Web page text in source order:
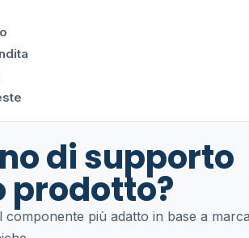
di supporto
prodotto?
componente più adatto in base a